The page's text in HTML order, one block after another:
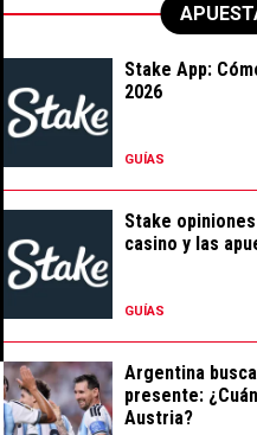
Stake App:
2026
GUÍAS
Stake
casino y las
GUÍAS
Argentina
presente:
Austria?